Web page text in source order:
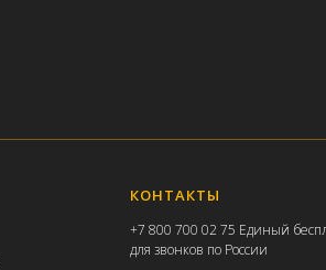
КОНТАКТЫ
+7 800 700 02 75 Единый
для звонков по России